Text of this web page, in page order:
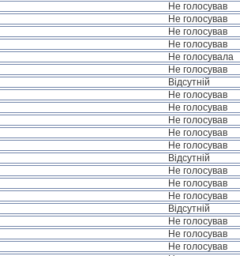
Не голосував
Не голосував
Не голосував
Не голосував
Не голосувала
Не голосував
Відсутній
Не голосував
Не голосував
Не голосував
Не голосував
Не голосував
Відсутній
Не голосував
Не голосував
Не голосував
Відсутній
Не голосував
Не голосував
Не голосував